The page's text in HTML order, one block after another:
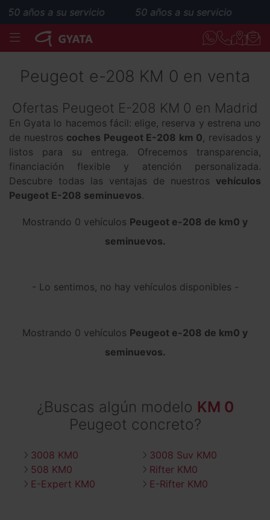
50 años a su servicio 50 años a su servicio
MENÚ
Peugeot e-208 KM 0 en venta
Ofertas Peugeot E-208 KM 0 en Madrid
En Gyata lo hacemos fácil: elige, reserva y estrena uno
de nuestros coches Peugeot E-208 km 0, revisados y
listos para su entrega. Ofrecemos transparencia,
financiación flexible y atención personalizada.
Descubre todas las ventajas de nuestros vehículos
Peugeot E-208 seminuevos.
Mostrando 0 vehículos Peugeot e-208 de km0 y
seminuevos.
- Lo sentimos, no hay vehículos disponibles -
Mostrando 0 vehículos Peugeot e-208 de km0 y
seminuevos.
¿Buscas algún modelo KM 0
Peugeot concreto?
3008 KM0
3008 Suv KM0
508 KM0
Rifter KM0
E-Expert KM0
E-Rifter KM0